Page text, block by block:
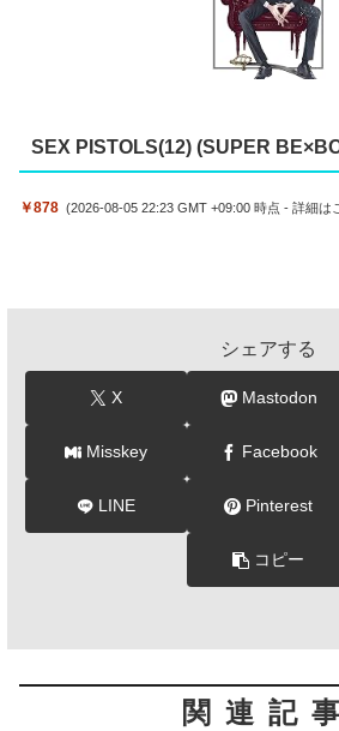
SEX PISTOLS(12) (SUPER
￥878 (2026-08-05 22:23 GMT +09:00 時点 -詳細は
シェアする
X Mastodon
Misskey Facebook
LINE Pinterest
コピー
関連記事